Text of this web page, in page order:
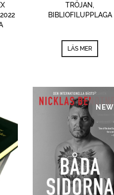
TRÖJAN,
BIBLIOFILUPPLAGA
LÄS MER
NEW